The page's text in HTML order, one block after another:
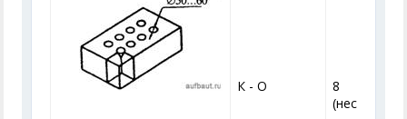
К - О
8